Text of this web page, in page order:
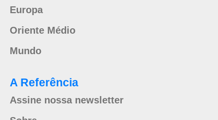
Europa
Oriente Médio
Mundo
A Referência
Assine nossa newsletter